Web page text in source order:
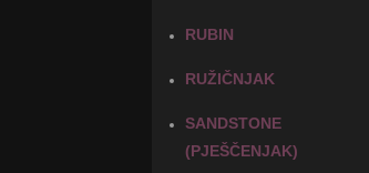
RUBIN
RUŽIČNJAK
SANDSTONE
(PJEŠČENJAK)